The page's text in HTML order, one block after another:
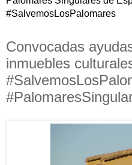
#SalvemosLosPalomares
Convocadas
inmuebles